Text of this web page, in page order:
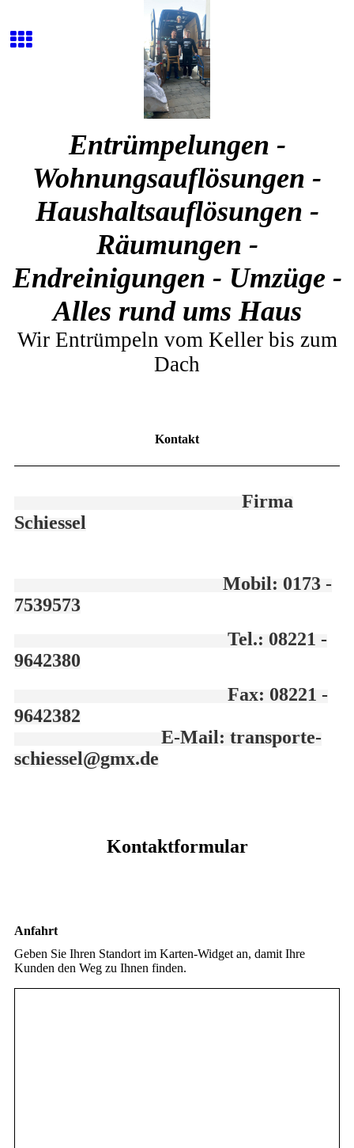
Entrümpelungen -
Wohnungsauflösungen -
Haushaltsauflösungen -
Räumungen -
Endreinigungen - Umzüge -
Alles rund ums Haus
Wir Entrümpeln vom Keller bis zum
Dach
Kontakt
Firma
Schiessel
Mobil: 0173 -
7539573
Tel.: 08221 -
9642380
Fax: 08221 -
9642382
E-Mail: transporte-
schiessel@gmx.de
Kontaktformular
Anfahrt
Geben Sie Ihren Standort im Karten-Widget an, damit Ihre
Kunden den Weg zu Ihnen finden.